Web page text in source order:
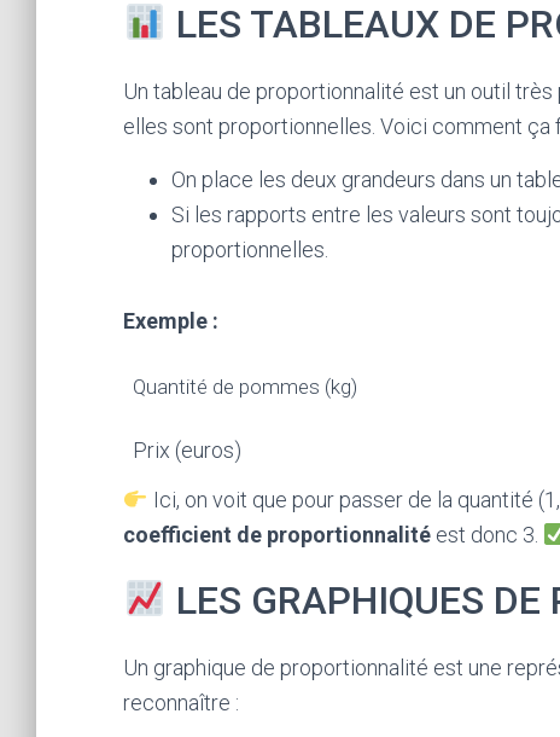
LES TABLEAUX DE
Un tableau de proportionnalité est un outil
elles sont proportionnelles. Voici comment ça
On place les deux grandeurs dans un
Si les rapports entre les valeurs sont
proportionnelles.
Exemple :
Quantité de pommes (kg)
Prix (euros)
Ici, on voit que pour passer de la quantité
coefficient de proportionnalité est donc 3.
LES GRAPHIQUES
Un graphique de proportionnalité est une
reconnaître :